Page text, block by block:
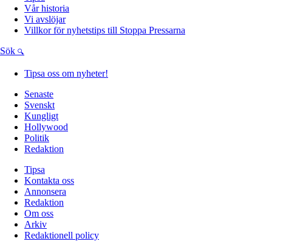
Vår historia
Vi avslöjar
Villkor för nyhetstips till Stoppa Pressarna
Sök
Tipsa oss om nyheter!
Senaste
Svenskt
Kungligt
Hollywood
Politik
Redaktion
Tipsa
Kontakta oss
Annonsera
Redaktion
Om oss
Arkiv
Redaktionell policy